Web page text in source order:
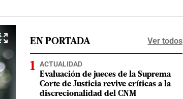
EN PORTADA Ver todos
ACTUALIDAD
Evaluación de jueces de la Suprema
Corte de Justicia revive críticas a la
discrecionalidad del CNM